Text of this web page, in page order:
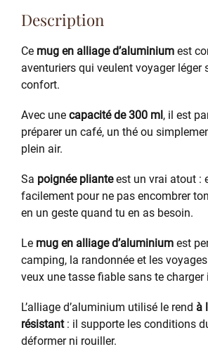
Description
Ce mug en alliage d’aluminium est
aventuriers qui veulent voyager léger
confort.
Avec une capacité de 300 ml, il est
préparer un café, un thé ou
plein air.
Sa poignée plianteest un vrai atout :
facilement pour ne pas encombrer
en un geste quand tu en as besoin.
Le mug en alliage d’aluminium est
camping, la randonnée et les
veux une tasse fiable sans te charger
L’alliage d’aluminium utilisé le rend à
résistant: il supporte les conditions
déformer ni rouiller.